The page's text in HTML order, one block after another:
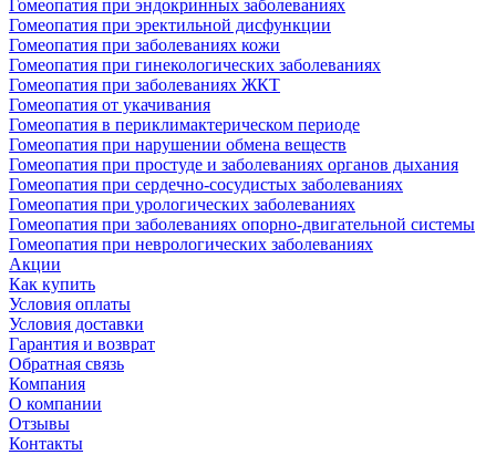
Гомеопатия при эндокринных заболеваниях
Гомеопатия при эректильной дисфункции
Гомеопатия при заболеваниях кожи
Гомеопатия при гинекологических заболеваниях
Гомеопатия при заболеваниях ЖКТ
Гомеопатия от укачивания
Гомеопатия в периклимактерическом периоде
Гомеопатия при нарушении обмена веществ
Гомеопатия при простуде и заболеваниях органов дыхания
Гомеопатия при сердечно-сосудистых заболеваниях
Гомеопатия при урологических заболеваниях
Гомеопатия при заболеваниях опорно-двигательной системы
Гомеопатия при неврологических заболеваниях
Акции
Как купить
Условия оплаты
Условия доставки
Гарантия и возврат
Обратная связь
Компания
О компании
Отзывы
Контакты